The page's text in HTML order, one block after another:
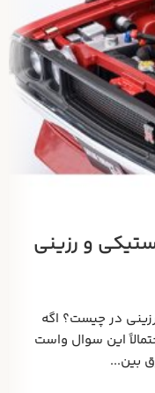
و رزینی
در چیست؟ اگه
این سوال واست
بین...